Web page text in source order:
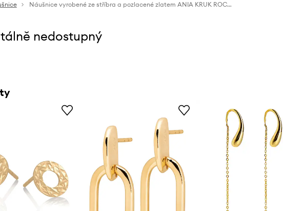
Náušnice vyrobené ze stříbra a pozlacené zlatem ANIA KRUK ROCK IT
nedostupný